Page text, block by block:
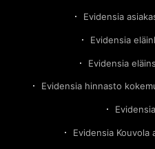
Evidensia
Evidensia
Evidensia
Evidensia hinnasto
Evidensia Kouvola